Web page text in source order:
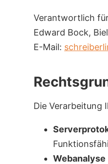
Verantwortlich
Edward Bock,
E-Mail:
Die Verarbeitung
Webanalyse